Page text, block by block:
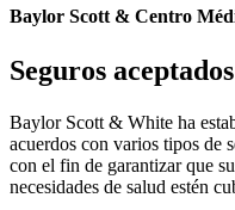
Baylor Scott & Centro
Seguros aceptados
Baylor Scott & White ha
acuerdos con varios tipos de
con el fin de garantizar que
necesidades de salud estén